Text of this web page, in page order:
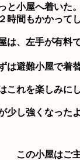
と小屋へ着いた
時間もかかって
は、左手が有料
は避難小屋で着
これを楽しみに
少し強くなった
この小屋はご